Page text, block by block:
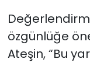
özgünlüğe
Ateşin, “Bu